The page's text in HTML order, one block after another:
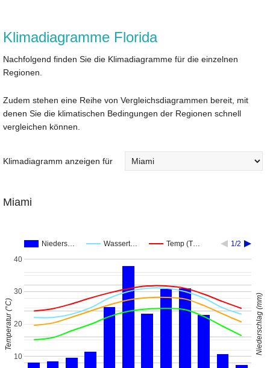
Klimadiagramme Florida
Nachfolgend finden Sie die Klimadiagramme für die einzelnen
Regionen.
Zudem stehen eine Reihe von Vergleichsdiagrammen bereit, mit
denen Sie die klimatischen Bedingungen der Regionen schnell
vergleichen können.
Klimadiagramm anzeigen für
Miami
Nieders… Wassert… Temp (T… 1/2
10
20
30
40
Temperatur (°C) Niederschlag (mm)